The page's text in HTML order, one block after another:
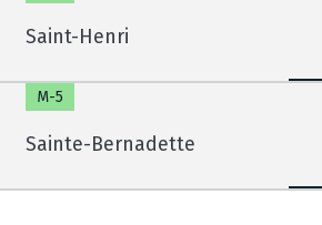
Saint-Henri
M-5
Sainte-Bernadette